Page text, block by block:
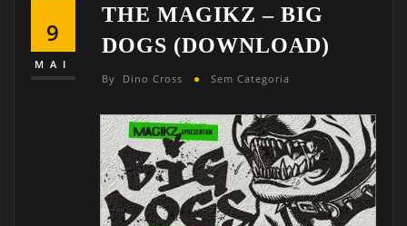
9
MAI
THE MAGIKZ – BIG
DOGS (DOWNLOAD)
By Dino Cross Sem Categoria